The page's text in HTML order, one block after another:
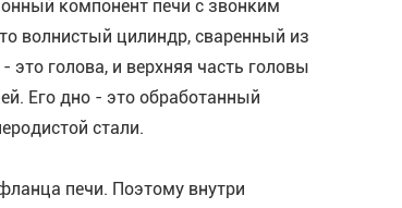
компонент печи с звонким
волнистый цилиндр, сваренный из
голова, и верхняя часть головы
Его дно - это обработанный
стали.
печи. Поэтому внутри